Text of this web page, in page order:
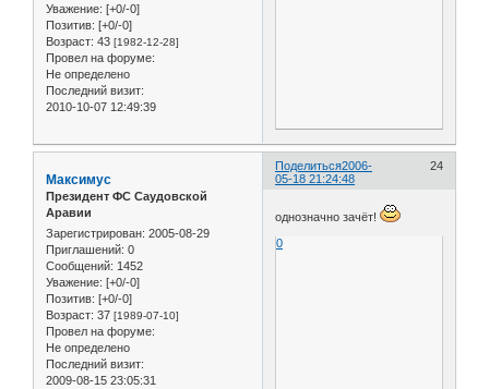
Уважение: [+0/-0]
Позитив: [+0/-0]
Возраст: 43 [1982-12-28]
Провел на форуме:
Не определено
Последний визит:
2010-10-07 12:49:39
Поделиться 24
2006-
05-18 21:24:48
Максимус
Президент ФС Саудовской
Аравии
Зарегистрирован: 2005-08-29
Приглашений: 0
Сообщений: 1452
Уважение: [+0/-0]
Позитив: [+0/-0]
Возраст: 37 [1989-07-10]
Провел на форуме:
Не определено
Последний визит:
2009-08-15 23:05:31
однозначно зачёт!
0